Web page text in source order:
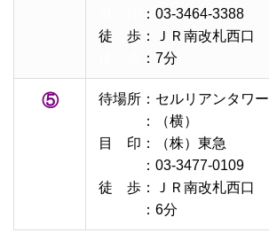
：03-3464-3388
徒 歩：ＪＲ南改札西口
：7分
⑤
待場所：セルリアンタワー
：（横）
目 印：（株）東急
：03-3477-0109
徒 歩：ＪＲ南改札西口
：6分